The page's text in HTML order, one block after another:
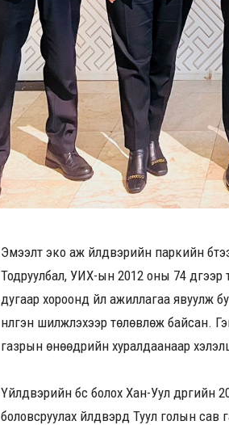
Эмээлт эко аж үйлдвэрийн паркийн
Тодруулбал, УИХ-ын 2012 оны 74 дүгээр
дугаар хороонд үйл ажиллагаа явуулж
нүүлгэн шилжүүлэхээр төлөвлөж
газрын өнөөдрийн хуралдаанаар
Үйлдвэрийн бүс болох Хан-Уул
боловсруулах үйлдвэрүүд Туул голын